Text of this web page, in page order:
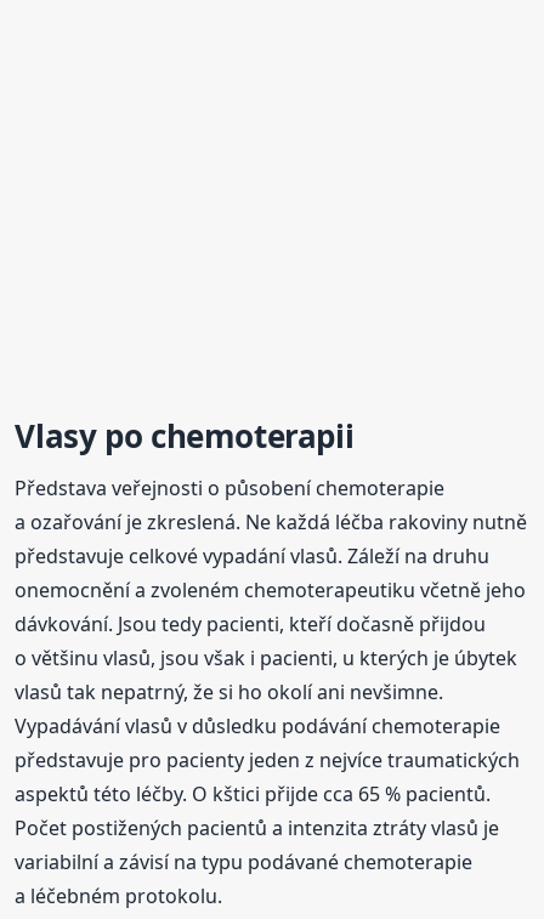
Vlasy po chemoterapii
Představa veřejnosti o působení chemoterapie
a ozařování je zkreslená. Ne každá léčba rakoviny nutně
představuje celkové vypadání vlasů. Záleží na druhu
onemocnění a zvoleném chemoterapeutiku včetně jeho
dávkování. Jsou tedy pacienti, kteří dočasně přijdou
o většinu vlasů, jsou však i pacienti, u kterých je úbytek
vlasů tak nepatrný, že si ho okolí ani nevšimne.
Vypadávání vlasů v důsledku podávání chemoterapie
představuje pro pacienty jeden z nejvíce traumatických
aspektů této léčby. O kštici přijde cca 65 % pacientů.
Počet postižených pacientů a intenzita ztráty vlasů je
variabilní a závisí na typu podávané chemoterapie
a léčebném protokolu.